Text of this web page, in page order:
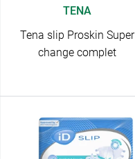
TENA
Tena slip Proskin Super
change complet